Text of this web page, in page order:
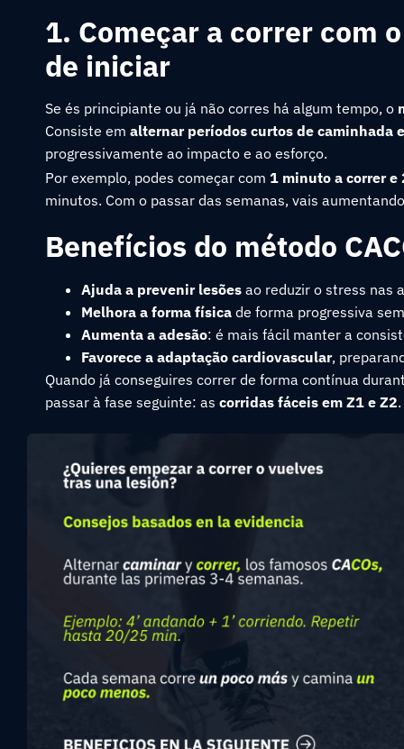
1. Começar a correr com
de iniciar
Se és principiante ou já não corres há algum tempo, o
Consiste em alternar períodos curtos de caminhada
progressivamente ao impacto e ao esforço.
Por exemplo, podes começar com 1 minuto a correr
minutos. Com o passar das semanas, vais
Benefícios do método
Ajuda a prevenir lesões ao reduzir o stress nas
Melhora a forma física de forma progressiva
Aumenta a adesão: é mais fácil manter a
Favorece a adaptação cardiovascular,
Quando já conseguires correr de forma contínua
passar à fase seguinte: as corridas fáceis em Z1 e Z2.